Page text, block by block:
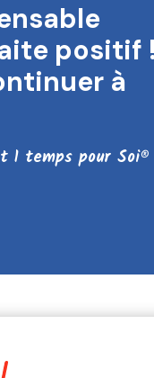
positif
à
1 temps pour Soi®